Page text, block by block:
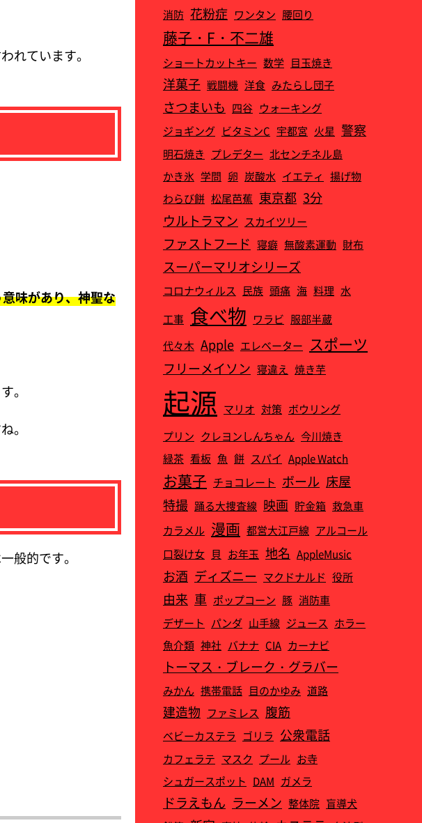
れています。
味があり、神聖な
。
。
般的です。
消防 花粉症 ワンタン 腰回り
藤子・F・不二雄
ショートカットキー 数学 目玉焼き
洋菓子 戦闘機 洋食 みたらし団子
さつまいも 四谷 ウォーキング
ジョギング ビタミンC 宇都宮 火星 警察
明石焼き プレデター 北センチネル島
かき氷 学問 卵 炭酸水 イエティ 揚げ物
わらび餅 松尾芭蕉 東京都 3分
ウルトラマン スカイツリー
ファストフード 寝癖 無酸素運動 財布
スーパーマリオシリーズ
コロナウィルス 民族 頭痛 海 料理 水
工事 食べ物 ワラビ 服部半蔵
代々木 Apple エレベーター スポーツ
フリーメイソン 寝違え 焼き芋
起源 マリオ 対策 ボウリング
プリン クレヨンしんちゃん 今川焼き
緑茶 看板 魚 餅 スパイ Apple Watch‎
お菓子 チョコレート ボール 床屋
特撮 踊る大捜査線 映画 貯金箱 救急車
カラメル 漫画 都営大江戸線 アルコール
口裂け女 貝 お年玉 地名 AppleMusic
お酒 ディズニー マクドナルド 役所
由来 車 ポップコーン 豚 消防車
デザート パンダ 山手線 ジュース ホラー
魚介類 神社 バナナ CIA カーナビ
トーマス・ブレーク・グラバー
みかん 携帯電話 目のかゆみ 道路
建造物 ファミレス 腹筋
ベビーカステラ ゴリラ 公衆電話
カフェラテ マスク プール お寺
シュガースポット DAM ガメラ
ドラえもん ラーメン 整体院 盲導犬